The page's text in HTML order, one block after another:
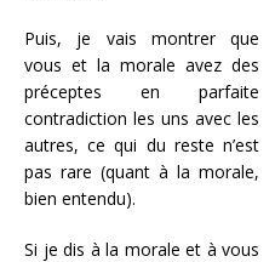
Puis, je vais montrer que
vous et la morale avez des
préceptes en parfaite
contradiction les uns avec les
autres, ce qui du reste n’est
pas rare (quant à la morale,
bien entendu).
Si je dis à la morale et à vous